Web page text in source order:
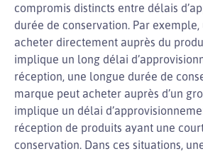
compromis distincts entre délais
durée de conservation. Par
acheter directement auprès du
implique un long délai
réception, une longue durée de
marque peut acheter auprès d’un
implique un délai
réception de produits ayant une
conservation. Dans ces situations,